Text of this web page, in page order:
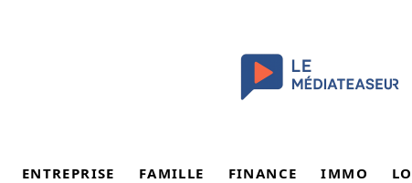
ENTREPRISE FAMILLE FINANCE IMMO